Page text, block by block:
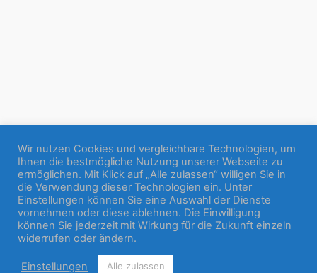
Wir nutzen Cookies und vergleichbare Technologien, um
Ihnen die bestmögliche Nutzung unserer Webseite zu
ermöglichen. Mit Klick auf „Alle zulassen“ willigen Sie in
die Verwendung dieser Technologien ein. Unter
Einstellungen können Sie eine Auswahl der Dienste
vornehmen oder diese ablehnen. Die Einwilligung
können Sie jederzeit mit Wirkung für die Zukunft einzeln
widerrufen oder ändern.
Einstellungen Alle zulassen